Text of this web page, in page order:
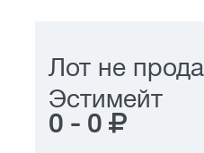
Лот не
Эстимейт
0 - 0